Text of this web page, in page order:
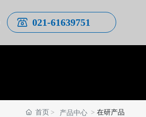
021-61639751
首页 产品中心 在研产品